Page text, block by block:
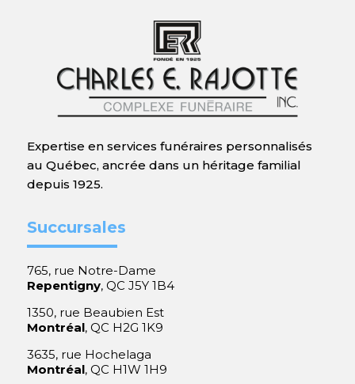
Expertise en services funéraires personnalisés
au Québec, ancrée dans un héritage familial
depuis 1925.
Succursales
765, rue Notre-Dame
Repentigny, QC J5Y 1B4
1350, rue Beaubien Est
Montréal, QC H2G 1K9
3635, rue Hochelaga
Montréal, QC H1W 1H9